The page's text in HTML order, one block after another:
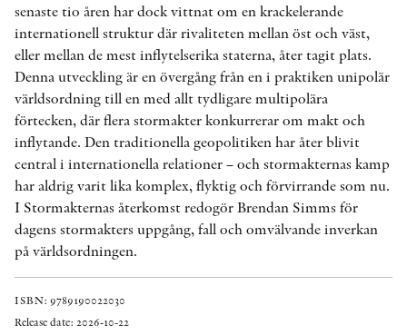
senaste tio åren har dock vittnat om en krackelerande
internationell struktur där rivaliteten mellan öst och väst,
eller mellan de mest inflytelserika staterna, åter tagit plats.
Denna utveckling är en övergång från en i praktiken unipolär
världsordning till en med allt tydligare multipolära
förtecken, där flera stormakter konkurrerar om makt och
inflytande. Den traditionella geopolitiken har åter blivit
central i internationella relationer – och stormakternas kamp
har aldrig varit lika komplex, flyktig och förvirrande som nu.
I Stormakternas återkomst redogör Brendan Simms för
dagens stormakters uppgång, fall och omvälvande inverkan
på världsordningen.
ISBN: 9789190022030
Release date: 2026-10-22